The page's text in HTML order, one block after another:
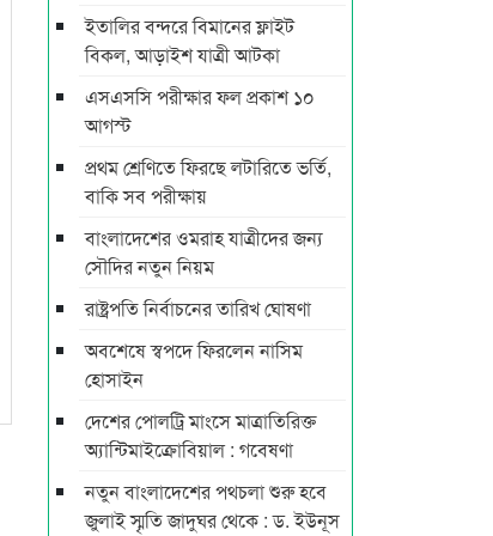
ইতালির বন্দরে বিমানের ফ্লাইট
বিকল, আড়াইশ যাত্রী আটকা
এসএসসি পরীক্ষার ফল প্রকাশ ১০
আগস্ট
প্রথম শ্রেণিতে ফিরছে লটারিতে ভর্তি,
বাকি সব পরীক্ষায়
বাংলাদেশের ওমরাহ যাত্রীদের জন্য
সৌদির নতুন নিয়ম
রাষ্ট্রপতি নির্বাচনের তারিখ ঘোষণা
অবশেষে স্বপদে ফিরলেন নাসিম
হোসাইন
দেশের পোলট্রি মাংসে মাত্রাতিরিক্ত
অ্যান্টিমাইক্রোবিয়াল : গবেষণা
নতুন বাংলাদেশের পথচলা শুরু হবে
জুলাই স্মৃতি জাদুঘর থেকে : ড. ইউনূস